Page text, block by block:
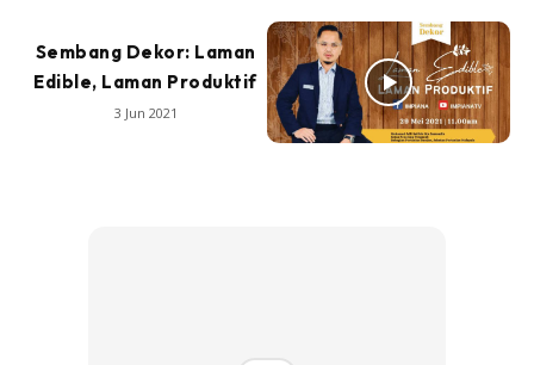
Sembang Dekor: Laman
Edible, Laman Produktif
3 Jun 2021